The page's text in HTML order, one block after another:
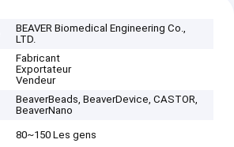
BEAVER Biomedical Engineering Co.,
LTD.
Fabricant
Exportateur
Vendeur
BeaverBeads, BeaverDevice, CASTOR,
BeaverNano
80~150 Les gens